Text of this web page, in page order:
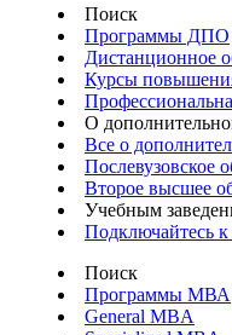
Поиск
Программы ДПО
Дистанционное
Курсы
О
Все о
Послевузовское
Второе высшее
Учебным
Подключайтесь к
Поиск
Программы МВА
General MBA